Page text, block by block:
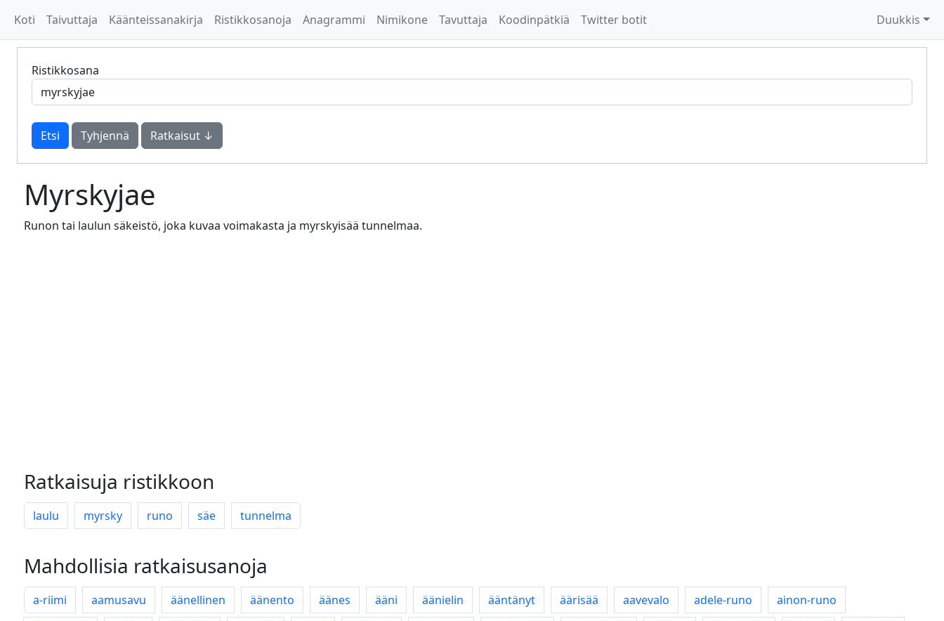
Koti Taivuttaja Käänteissanakirja Ristikkosanoja Anagrammi Nimikone Tavuttaja Koodinpätkiä Twitter botit Duukkis
Ristikkosana
Tyhjennä Ratkaisut ↓
Myrskyjae
Runon tai laulun säkeistö, joka kuvaa voimakasta ja myrskyisää tunnelmaa.
Ratkaisuja ristikkoon
laulu myrsky runo säe tunnelma
Mahdollisia ratkaisusanoja
a-riimi aamusavu äänellinen äänento äänes ääni äänielin ääntänyt äärisää aavevalo adele-runo
ainon-runo